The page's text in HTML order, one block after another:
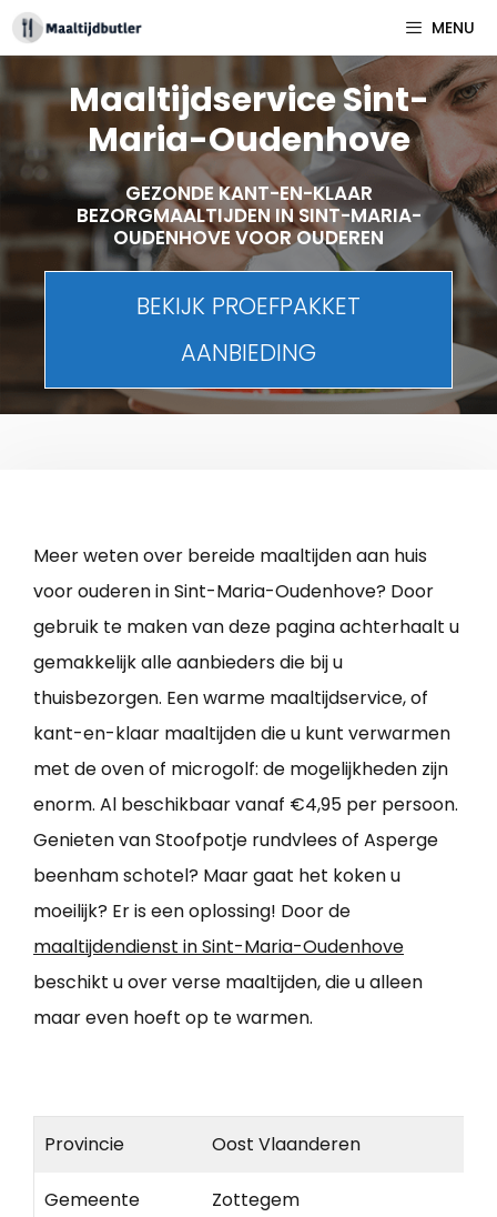
Spring
naar
inhoud
MENU
Maaltijdservice Sint-
Maria-Oudenhove
GEZONDE KANT-EN-KLAAR
BEZORGMAALTIJDEN IN SINT-MARIA-
OUDENHOVE VOOR OUDEREN
BEKIJK PROEFPAKKET
AANBIEDING
Meer weten over bereide maaltijden aan huis
voor ouderen in Sint-Maria-Oudenhove? Door
gebruik te maken van deze pagina achterhaalt u
gemakkelijk alle aanbieders die bij u
thuisbezorgen. Een warme maaltijdservice, of
kant-en-klaar maaltijden die u kunt verwarmen
met de oven of microgolf: de mogelijkheden zijn
enorm. Al beschikbaar vanaf €4,95 per persoon.
Genieten van Stoofpotje rundvlees of Asperge
beenham schotel? Maar gaat het koken u
moeilijk? Er is een oplossing! Door de
maaltijdendienst in Sint-Maria-Oudenhove
beschikt u over verse maaltijden, die u alleen
maar even hoeft op te warmen.
Provincie Oost Vlaanderen
Gemeente Zottegem